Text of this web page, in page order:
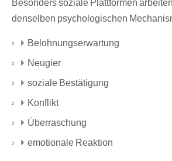
denselben psychologischen
Belohnungserwartung
Neugier
soziale Bestätigung
Konflikt
Überraschung
emotionale Reaktion